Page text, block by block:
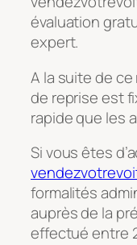
évaluation
expert.
A la suite de
de reprise est
rapide que les
Si vous êtes
formalités
auprès de la
effectué entre